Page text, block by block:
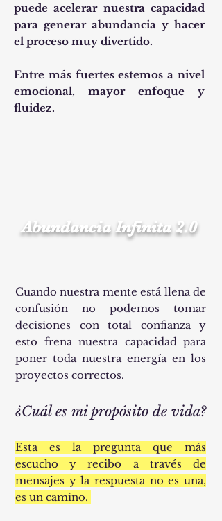
puede acelerar nuestra capacidad
para generar abundancia y hacer
el proceso muy divertido.
Entre más fuertes estemos a nivel
emocional, mayor enfoque y
fluidez.
Abundancia Infinita 2.0
Cuando nuestra mente está llena de
confusión no podemos tomar
decisiones con total confianza y
esto frena nuestra capacidad para
poner toda nuestra energía en los
proyectos correctos.
¿Cuál es mi propósito de vida?
Esta es la pregunta que más
escucho y recibo a través de
mensajes y la respuesta no es una,
es un camino.